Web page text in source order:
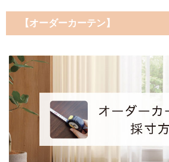
【オーダーカーテン】